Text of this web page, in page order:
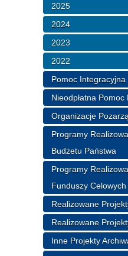
2025
2024
2023
2022
Pomoc
Nieodpłatna Pomoc
Organizacje
Programy
Budżetu Państwa
Programy
Funduszy Celowych
Realizowane
Realizowane
Inne Projekty